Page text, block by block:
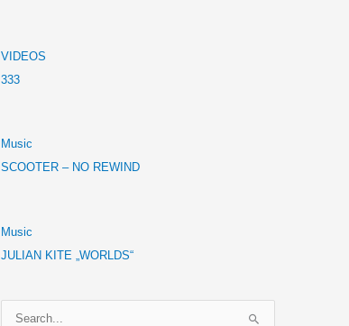
VIDEOS
333
Music
SCOOTER – NO REWIND
Music
JULIAN KITE „WORLDS“